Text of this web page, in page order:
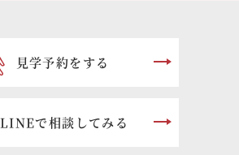
見学予約をする
LINEで相談してみる